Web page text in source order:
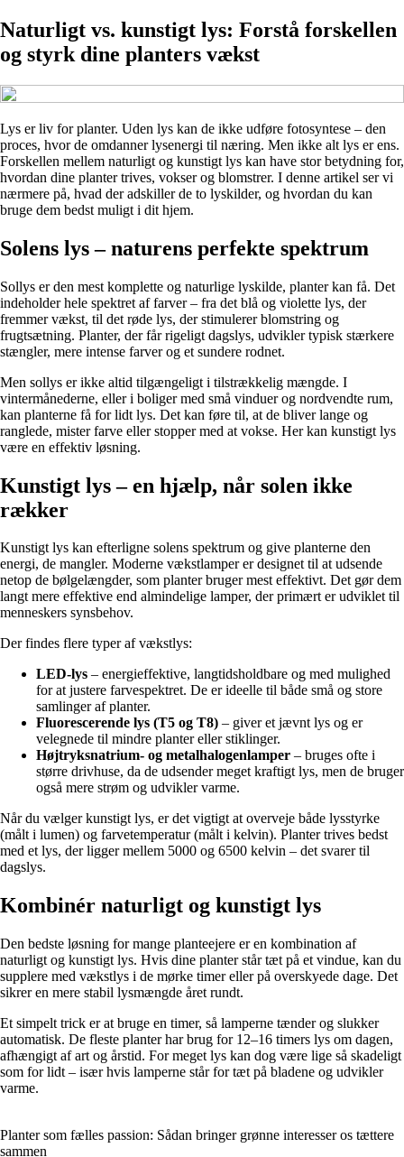
Naturligt vs. kunstigt lys: Forstå forskellen
og styrk dine planters vækst
Lys er liv for planter. Uden lys kan de ikke udføre fotosyntese – den
proces, hvor de omdanner lysenergi til næring. Men ikke alt lys er ens.
Forskellen mellem naturligt og kunstigt lys kan have stor betydning for,
hvordan dine planter trives, vokser og blomstrer. I denne artikel ser vi
nærmere på, hvad der adskiller de to lyskilder, og hvordan du kan
bruge dem bedst muligt i dit hjem.
Solens lys – naturens perfekte spektrum
Sollys er den mest komplette og naturlige lyskilde, planter kan få. Det
indeholder hele spektret af farver – fra det blå og violette lys, der
fremmer vækst, til det røde lys, der stimulerer blomstring og
frugtsætning. Planter, der får rigeligt dagslys, udvikler typisk stærkere
stængler, mere intense farver og et sundere rodnet.
Men sollys er ikke altid tilgængeligt i tilstrækkelig mængde. I
vintermånederne, eller i boliger med små vinduer og nordvendte rum,
kan planterne få for lidt lys. Det kan føre til, at de bliver lange og
ranglede, mister farve eller stopper med at vokse. Her kan kunstigt lys
være en effektiv løsning.
Kunstigt lys – en hjælp, når solen ikke
rækker
Kunstigt lys kan efterligne solens spektrum og give planterne den
energi, de mangler. Moderne vækstlamper er designet til at udsende
netop de bølgelængder, som planter bruger mest effektivt. Det gør dem
langt mere effektive end almindelige lamper, der primært er udviklet til
menneskers synsbehov.
Der findes flere typer af vækstlys:
LED-lys – energieffektive, langtidsholdbare og med mulighed
for at justere farvespektret. De er ideelle til både små og store
samlinger af planter.
Fluorescerende lys (T5 og T8) – giver et jævnt lys og er
velegnede til mindre planter eller stiklinger.
Højtryksnatrium- og metalhalogenlamper – bruges ofte i
større drivhuse, da de udsender meget kraftigt lys, men de bruger
også mere strøm og udvikler varme.
Når du vælger kunstigt lys, er det vigtigt at overveje både lysstyrke
(målt i lumen) og farvetemperatur (målt i kelvin). Planter trives bedst
med et lys, der ligger mellem 5000 og 6500 kelvin – det svarer til
dagslys.
Kombinér naturligt og kunstigt lys
Den bedste løsning for mange planteejere er en kombination af
naturligt og kunstigt lys. Hvis dine planter står tæt på et vindue, kan du
supplere med vækstlys i de mørke timer eller på overskyede dage. Det
sikrer en mere stabil lysmængde året rundt.
Et simpelt trick er at bruge en timer, så lamperne tænder og slukker
automatisk. De fleste planter har brug for 12–16 timers lys om dagen,
afhængigt af art og årstid. For meget lys kan dog være lige så skadeligt
som for lidt – især hvis lamperne står for tæt på bladene og udvikler
varme.
Planter som fælles passion: Sådan bringer grønne interesser os tættere
sammen